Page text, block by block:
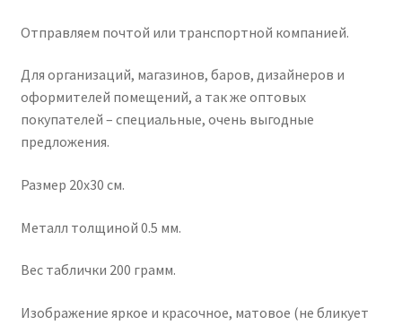
Отправляем почтой или транспортной компанией.
Для организаций, магазинов, баров, дизайнеров и
оформителей помещений, а так же оптовых
покупателей – специальные, очень выгодные
предложения.
Размер 20х30 см.
Металл толщиной 0.5 мм.
Вес таблички 200 грамм.
Изображение яркое и красочное, матовое (не бликует